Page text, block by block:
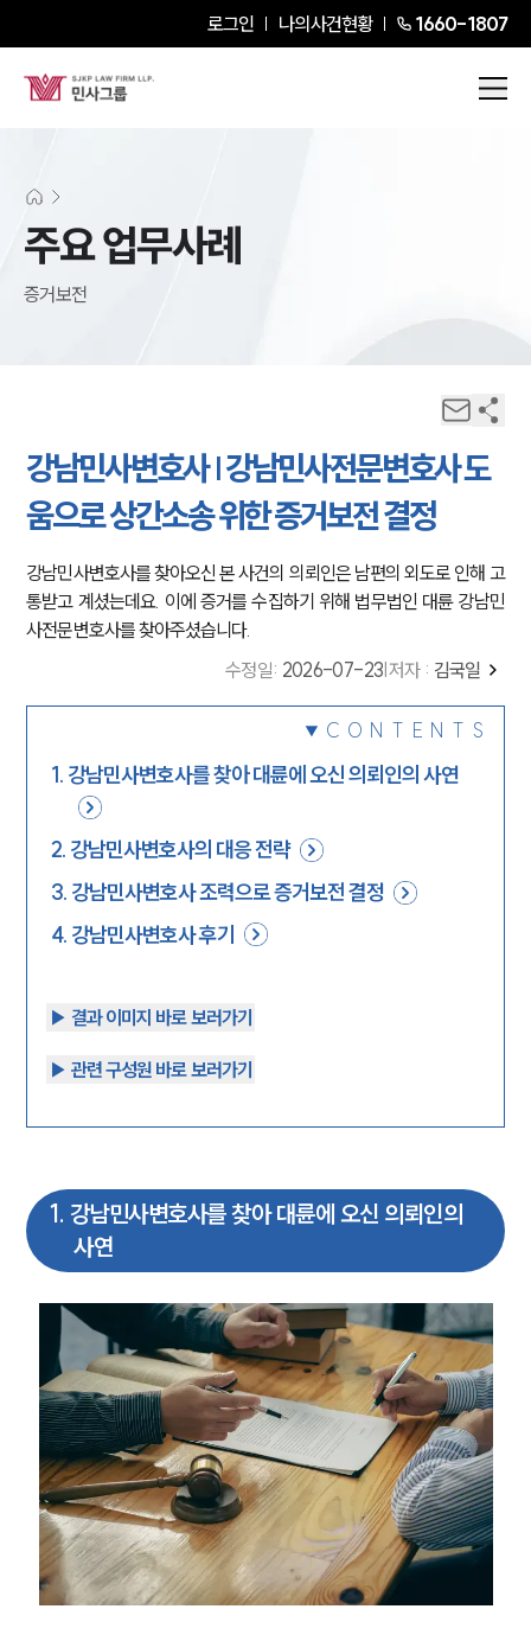
로그인 나의사건현황 1660-1807
주요 업무사례
증거보전
강남민사변호사 | 강남민사전문변호사 도
움으로 상간소송 위한 증거보전 결정
강남민사변호사를 찾아오신 본 사건의 의뢰인은 남편의 외도로 인해 고
통받고 계셨는데요. 이에 증거를 수집하기 위해 법무법인 대륜 강남민
사전문변호사를 찾아주셨습니다.
수정일: 2026-07-23 저자 : 김국일
CONTENTS
1. 강남민사변호사를 찾아 대륜에 오신 의뢰인의 사연
2. 강남민사변호사의 대응 전략
3. 강남민사변호사 조력으로 증거보전 결정
4. 강남민사변호사 후기
▶︎ 결과 이미지 바로 보러가기
▶︎ 관련 구성원 바로 보러가기
1. 강남민사변호사를 찾아 대륜에 오신 의뢰인의
사연